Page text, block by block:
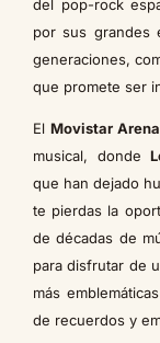
del pop-rock
por sus grandes
generaciones,
que promete ser
El Movistar Arena
musical, donde
que han dejado
te pierdas la
de décadas de
para disfrutar de
más
de recuerdos y